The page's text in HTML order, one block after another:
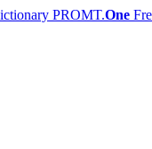
PROMT.One